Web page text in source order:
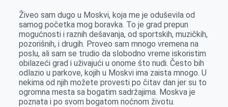
Živeo sam dugo u Moskvi, koja me je oduševila od
samog početka mog boravka. To je grad prepun
mogućnosti i raznih dešavanja, od sportskih, muzičkih,
pozorišnih, i drugih. Proveo sam mnogo vremena na
poslu, ali sam se trudio da slobodno vreme iskoristim
obilazeći grad i uživajući u onome što nudi. Često bih
odlazio u parkove, kojih u Moskvi ima zaista mnogo. U
nekima od njih možete provesti po čitav dan jer su to
ogromna mesta sa bogatim sadržajima. Moskva je
poznata i po svom bogatom noćnom životu.